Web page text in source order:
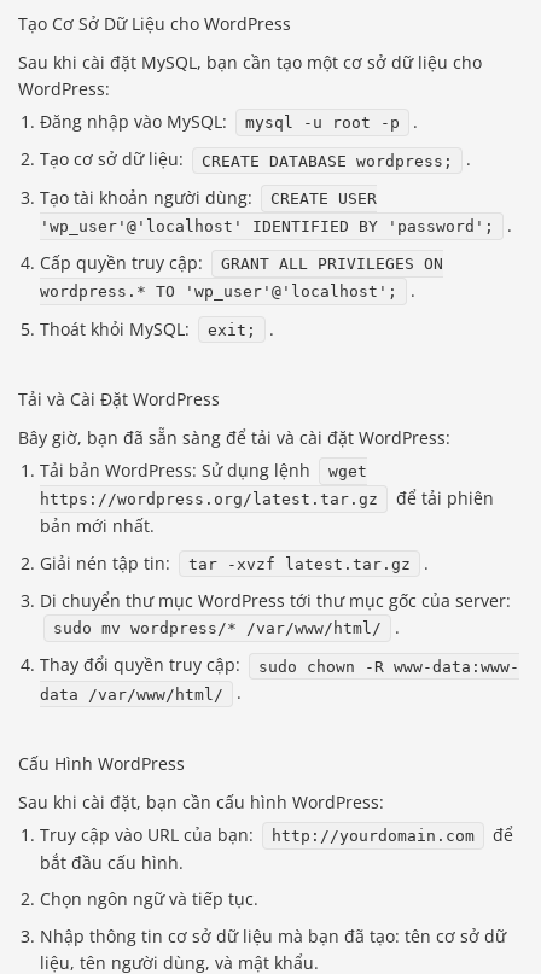
Tạo Cơ Sở Dữ Liệu cho WordPress
Sau khi cài đặt MySQL, bạn cần tạo một cơ sở dữ liệu cho
WordPress:
Đăng nhập vào MySQL:
mysql -u root -p
.
Tạo cơ sở dữ liệu:
CREATE DATABASE wordpress;
.
Tạo tài khoản người dùng:
CREATE USER
'wp_user'@'localhost' IDENTIFIED BY 'password';
.
Cấp quyền truy cập:
GRANT ALL PRIVILEGES ON
wordpress.* TO 'wp_user'@'localhost';
.
Thoát khỏi MySQL:
exit; .
Tải và Cài Đặt WordPress
Bây giờ, bạn đã sẵn sàng để tải và cài đặt WordPress:
Tải bản WordPress: Sử dụng lệnh
wget
https://wordpress.org/latest.tar.gz
để tải phiên
bản mới nhất.
Giải nén tập tin:
tar -xvzf latest.tar.gz
.
Di chuyển thư mục WordPress tới thư mục gốc của server:
sudo mv wordpress/* /var/www/html/
.
Thay đổi quyền truy cập:
sudo chown -R www-data:www-
data /var/www/html/
.
Cấu Hình WordPress
Sau khi cài đặt, bạn cần cấu hình WordPress:
Truy cập vào URL của bạn:
http://yourdomain.com
để
bắt đầu cấu hình.
Chọn ngôn ngữ và tiếp tục.
Nhập thông tin cơ sở dữ liệu mà bạn đã tạo: tên cơ sở dữ
liệu, tên người dùng, và mật khẩu.